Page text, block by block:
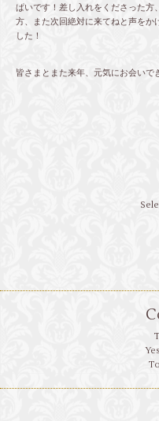
ぱいです！差し入れをくださった方
方、また次回絶対に来てねと声をか
した！
皆さまとまた来年、元気にお会いで